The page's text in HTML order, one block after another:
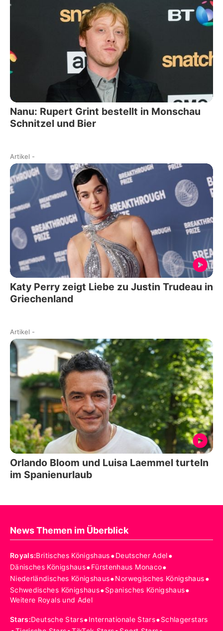
Nanu: Rupert Grint bestellt in Monschau
Schnitzel und Bier
Artikel -
Katy Perry zeigt Liebe zu Justin Trudeau in
Griechenland
Artikel -
Orlando Bloom und Luisa Laemmel turteln
im Spanienurlaub
News Themen im Überblick
Royals:Britisches Königshaus•Deutscher Adel•
Dänisches Königshaus•Fürstenhaus Monaco•
Niederländisches Königshaus•Norwegisches Königshaus•
Schwedisches Königshaus•Spanisches Königshaus•
Weitere Royals und Adel
Stars:Deutsche Stars•Internationale Stars•Schlagerstars